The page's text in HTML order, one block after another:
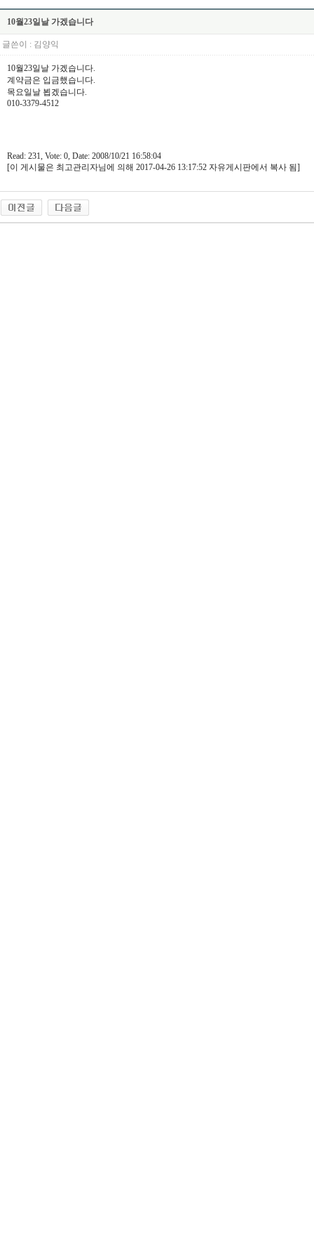
10월23일날 가겠습니다
글쓴이 : 김양익
10월23일날 가겠습니다.
계약금은 입금했습니다.
목요일날 뵙겠습니다.
010-3379-4512
Read: 231, Vote: 0, Date: 2008/10/21 16:58:04
[이 게시물은 최고관리자님에 의해 2017-04-26 13:17:52 자유게시판에서 복사 됨]